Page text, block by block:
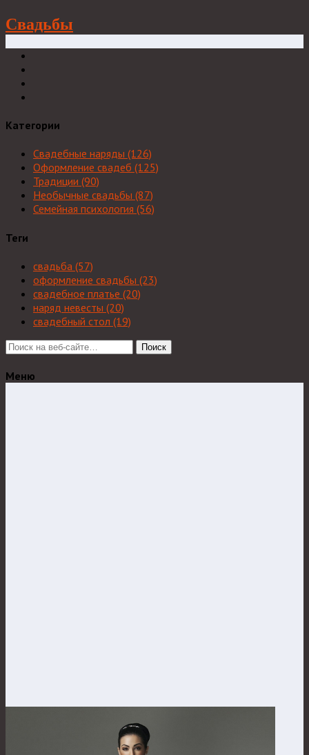
Свадьбы
Категории
Свадебные наряды (126)
Оформление свадеб (125)
Традиции (90)
Необычные свадьбы (87)
Семейная психология (56)
Теги
свадьба (57)
оформление свадьбы (23)
свадебное платье (20)
наряд невесты (20)
свадебный стол (19)
Поиск
Меню